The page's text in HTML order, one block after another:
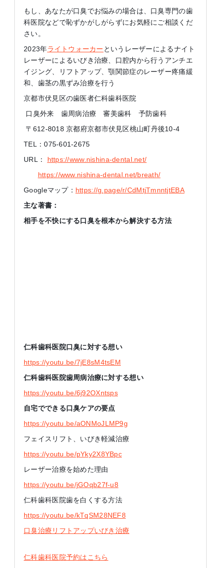
もし、あなたが口臭でお悩みの場合は、口臭専門の歯
科医院などで恥ずかがしがらずにお気軽にご相談くだ
さい。
2023年ライトウォーカー というレーザーによるナイト
レーザーによるいびき治療、口腔内から行うアンチエ
イジング、リフトアップ、顎関節症のレーザー疼痛緩
和、歯茎の黒ずみ治療を行う
京都市伏見区の歯医者仁科歯科医院
口臭外来 歯周病治療 審美歯科 予防歯科
〒612-8018 京都府京都市伏見区桃山町丹後10-4
TEL：075-601-2675
URL： https://www.nishina-dental.net/
https://www.nishina-dental.net/breath/
Googleマップ： https://g.page/r/CdMtjTmnntjtEBA
主な著書：
相手を不快にする口臭を根本から解決する方法
仁科歯科医院口臭に対する想い
https://youtu.be/7jE8sM4tsEM
仁科歯科医院歯周病治療に対する想い
https://youtu.be/6j92OXntsps
自宅でできる口臭ケアの要点
https://youtu.be/aONMoJLMP9g
フェイスリフト、いびき軽減治療
https://youtu.be/pYky2X8YBpc
レーザー治療を始めた理由
https://youtu.be/jGOqb27f-u8
仁科歯科医院歯を白くする方法
https://youtu.be/kTqSM28NEF8
口臭治療リフトアップいびき治療
仁科歯科医院予約はこちら